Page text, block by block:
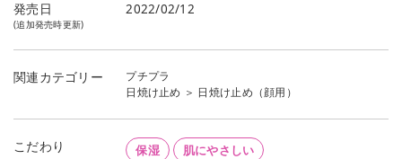
発売日
(追加発売時更新)
2022/02/12
関連カテゴリー
プチプラ
日焼け止め ＞ 日焼け止め（顔用）
こだわり 保湿 肌にやさしい